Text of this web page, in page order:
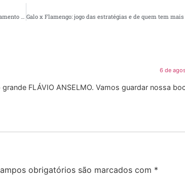
6 de
FLÁVIO ANSELMO. Vamos guardar nossa
obrigatórios são marcados com *